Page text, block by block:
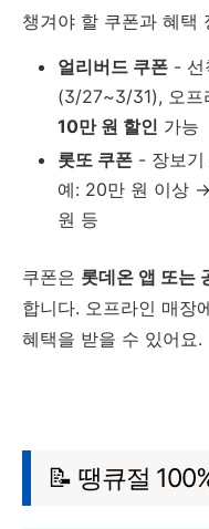
챙겨야 할 쿠폰과 혜택
얼리버드 쿠폰 - 선
(3/27~3/31), 오
10만 원 할인 가능
롯또 쿠폰 - 장보기
예: 20만 원 이상
원 등
쿠폰은 롯데온 앱 또는
합니다. 오프라인 매장
혜택을 받을 수 있어요.
📝 땡큐절